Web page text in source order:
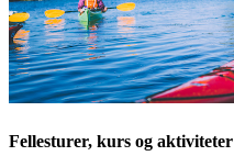
Fellesturer, kurs og aktiviteter